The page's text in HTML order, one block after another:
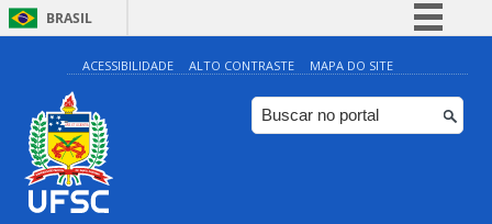
BRASIL
Simplifique!
Comunica BR
Participe
ACESSIBILIDADE ALTO CONTRASTE MAPA DO SITE
0:00